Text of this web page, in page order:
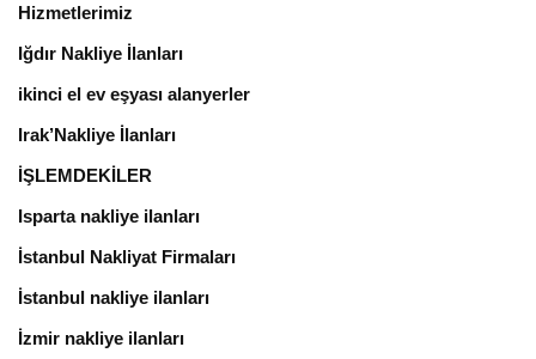
Hizmetlerimiz
Iğdır Nakliye İlanları
ikinci el ev eşyası alanyerler
Irak’Nakliye İlanları
İŞLEMDEKİLER
Isparta nakliye ilanları
İstanbul Nakliyat Firmaları
İstanbul nakliye ilanları
İzmir nakliye ilanları